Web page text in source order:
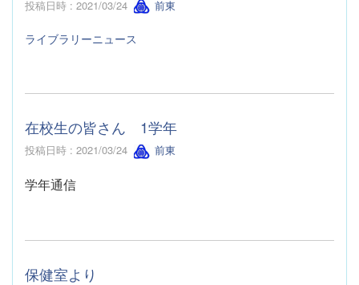
投稿日時 : 2021/03/24 前東
ライブラリーニュース
在校生の皆さん 1学年
投稿日時 : 2021/03/24 前東
学年通信
保健室より